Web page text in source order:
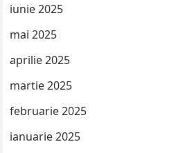
iunie 2025
mai 2025
aprilie 2025
martie 2025
februarie 2025
ianuarie 2025